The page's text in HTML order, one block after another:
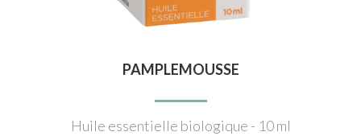
PAMPLEMOUSSE
Huile essentielle biologique - 10 ml